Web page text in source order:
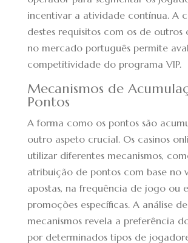
incentivar a atividade contínua. A
destes requisitos com os de outros
no mercado português permite
competitividade do programa VIP.
Mecanismos de
Pontos
A forma como os pontos são
outro aspeto crucial. Os casinos
utilizar diferentes mecanismos,
atribuição de pontos com base no
apostas, na frequência de jogo ou
promoções específicas. A análise
mecanismos revela a preferência
por determinados tipos de